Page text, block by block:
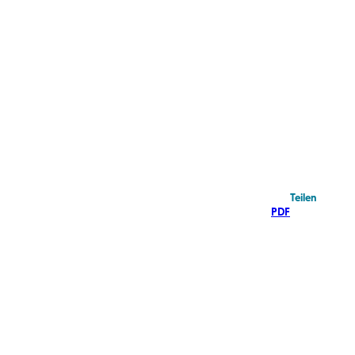
PDF
Teilen